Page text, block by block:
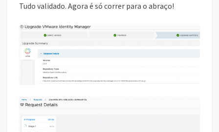
Tudo validado. Agora é só correr para o abraço!